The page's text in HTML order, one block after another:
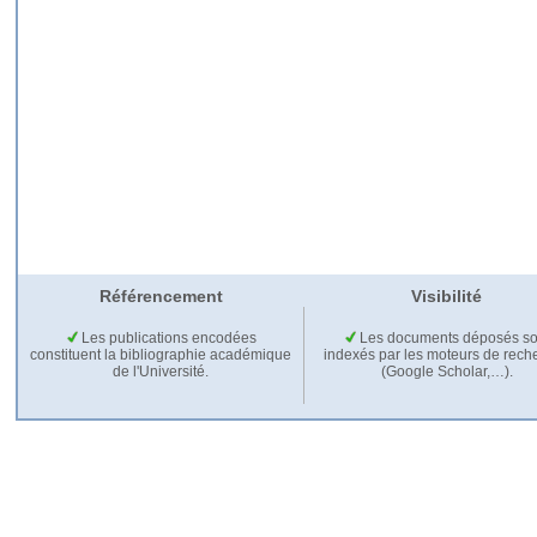
Référencement Visibilité
Les publications encodées
constituent la bibliographie académique
de l'Université.
Les documents déposés
indexés par les moteurs de
(Google Scholar,…).